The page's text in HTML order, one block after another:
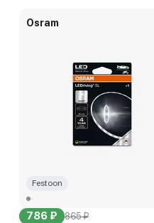
Osram
Festoon
786 ₽ 865 ₽